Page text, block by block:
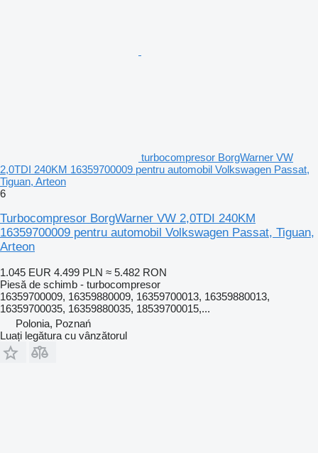
turbocompresor BorgWarner VW
2,0TDI 240KM 16359700009 pentru automobil Volkswagen Passat,
Tiguan, Arteon
6
Turbocompresor BorgWarner VW 2,0TDI 240KM
16359700009 pentru automobil Volkswagen Passat, Tiguan,
Arteon
1.045 EUR 4.499 PLN ≈ 5.482 RON
Piesă de schimb - turbocompresor
16359700009, 16359880009, 16359700013, 16359880013,
16359700035, 16359880035, 18539700015,...
Polonia, Poznań
Luați legătura cu vânzătorul